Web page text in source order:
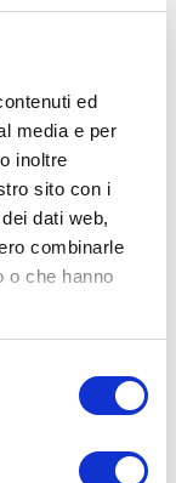
ed
media e per
inoltre
sito con i
dati web,
combinarle
o che hanno
specialisti.
conseguenze
messa in pratica.
con i kettlebell, con
consiglia pertanto
e
il proprio
forma di attività